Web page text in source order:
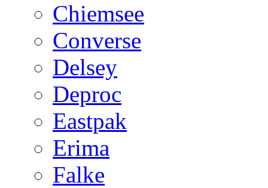
Chiemsee
Converse
Delsey
Deproc
Eastpak
Erima
Falke